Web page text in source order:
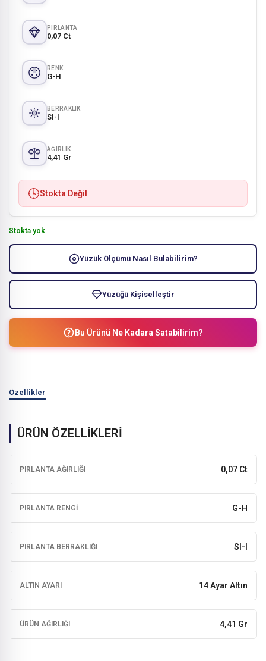
PIRLANTA
0,07 Ct
RENK
G-H
BERRAKLIK
SI-I
AĞIRLIK
4,41 Gr
Stokta Değil
Stokta yok
Yüzük Ölçümü Nasıl Bulabilirim?
Yüzüğü Kişiselleştir
Bu Ürünü Ne Kadara Satabilirim?
Özellikler
ÜRÜN ÖZELLİKLERİ
PIRLANTA AĞIRLIĞI 0,07 Ct
PIRLANTA RENGI G-H
PIRLANTA BERRAKLIĞI SI-I
ALTIN AYARI 14 Ayar Altın
ÜRÜN AĞIRLIĞI 4,41 Gr